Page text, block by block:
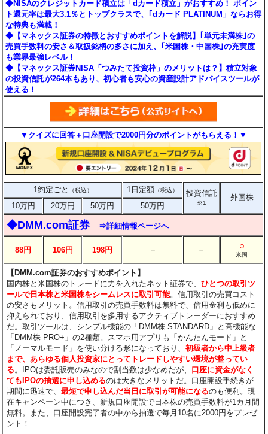
◆NISAのクレジットカード積立は「dカード積立」がおすすめ！ ポイン
ト還元率は最大3.1％とトップクラスで、｢dカード PLATINUM」ならお得
な特典も満載！
◆【マネックス証券の特徴とおすすめポイントを解説】｢単元未満株｣の
売買手数料の安さ＆取扱銘柄の多さに加え、｢米国株・中国株｣の充実度
も業界最強レベル！
◆【マネックス証券NISA「つみたて投資枠」のメリットは？】積立対象
の投資信託が264本もあり、初心者も安心の資産設計アドバイスツールが
使える！
▼クイズに回答＋口座開設で2000円分のポイントがもらえる！▼
1約定ごと （税込） 1日定額 （税込） 投資信託
※1
外国株
10万円
20万円 50万円 50万円
◆DMM.com証券 ⇒詳細情報ページへ
88円 106円 198円 － － ○
米国
【DMM.com証券のおすすめポイント】
国内株と米国株のトレードに力を入れたネット証券で、ひとつの取引ツ
ールで日本株と米国株をシームレスに取引可能。信用取引の売買コスト
の安さもメリット。信用取引の売買手数料は無料で、信用金利も低めに
抑えられており、信用取引を多用するアクティブトレーダーにおすすめ
だ。取引ツールは、シンプル機能の「DMM株 STANDARD」と高機能な
「DMM株 PRO+」の2種類。スマホ用アプリも「かんたんモード」と
「ノーマルモード」を使い分ける形になっており、初級者から中上級者
まで、あらゆる個人投資家にとってトレードしやすい環境が整ってい
る。IPOは委託販売のみなので割当数は少なめだが、 口座に資金がなく
てもIPOの抽選に申し込めるのは大きなメリットだ。口座開設手続きが
期間に迅速で、最短で申し込んだ当日に取引が可能になるのも便利。現
在キャンペーン中につき、新規口座開設で日本株の売買手数料が1カ月間
無料。また、口座開設完了者の中から抽選で毎月10名に2000円をプレゼ
ント！